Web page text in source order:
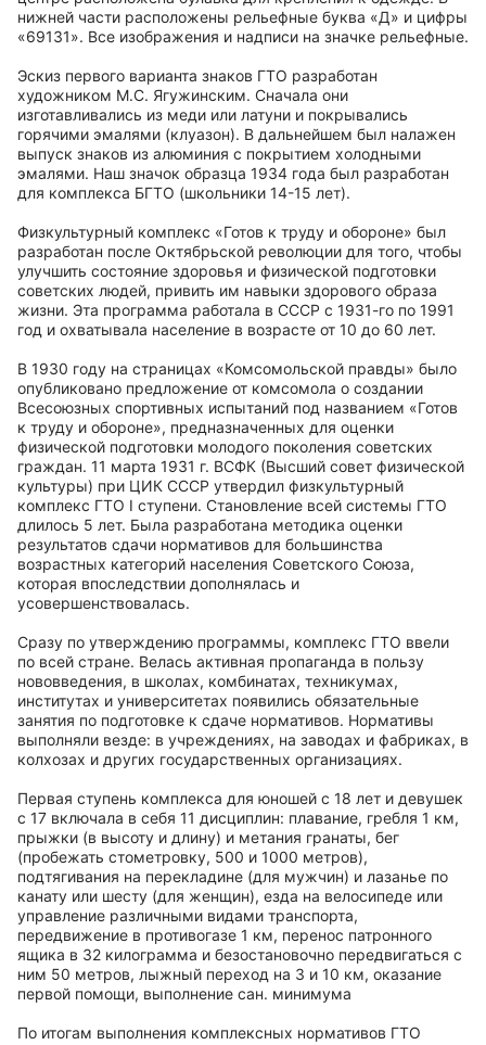
нижней части расположены рельефные буква «Д» и цифры
«69131». Все изображения и надписи на значке рельефные.
Эскиз первого варианта знаков ГТО разработан
художником М.С. Ягужинским. Сначала они
изготавливались из меди или латуни и покрывались
горячими эмалями (клуазон). В дальнейшем был налажен
выпуск знаков из алюминия с покрытием холодными
эмалями. Наш значок образца 1934 года был разработан
для комплекса БГТО (школьники 14-15 лет).
Физкультурный комплекс «Готов к труду и обороне» был
разработан после Октябрьской революции для того, чтобы
улучшить состояние здоровья и физической подготовки
советских людей, привить им навыки здорового образа
жизни. Эта программа работала в СССР с 1931-го по 1991
год и охватывала население в возрасте от 10 до 60 лет.
В 1930 году на страницах «Комсомольской правды» было
опубликовано предложение от комсомола о создании
Всесоюзных спортивных испытаний под названием «Готов
к труду и обороне», предназначенных для оценки
физической подготовки молодого поколения советских
граждан. 11 марта 1931 г. ВСФК (Высший совет физической
культуры) при ЦИК СССР утвердил физкультурный
комплекс ГТО I ступени. Становление всей системы ГТО
длилось 5 лет. Была разработана методика оценки
результатов сдачи нормативов для большинства
возрастных категорий населения Советского Союза,
которая впоследствии дополнялась и
усовершенствовалась.
Сразу по утверждению программы, комплекс ГТО ввели
по всей стране. Велась активная пропаганда в пользу
нововведения, в школах, комбинатах, техникумах,
институтах и университетах появились обязательные
занятия по подготовке к сдаче нормативов. Нормативы
выполняли везде: в учреждениях, на заводах и фабриках, в
колхозах и других государственных организациях.
Первая ступень комплекса для юношей с 18 лет и девушек
с 17 включала в себя 11 дисциплин: плавание, гребля 1 км,
прыжки (в высоту и длину) и метания гранаты, бег
(пробежать стометровку, 500 и 1000 метров),
подтягивания на перекладине (для мужчин) и лазанье по
канату или шесту (для женщин), езда на велосипеде или
управление различными видами транспорта,
передвижение в противогазе 1 км, перенос патронного
ящика в 32 килограмма и безостановочно передвигаться с
ним 50 метров, лыжный переход на 3 и 10 км, оказание
первой помощи, выполнение сан. минимума
По итогам выполнения комплексных нормативов ГТО